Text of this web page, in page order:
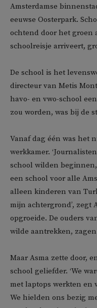
Amsterdamse
eeuwse Oosterpark.
ochtend door het groen
schoolreisje arriveert,
De school is het
directeur van Metis
havo- en vwo-school
zou worden, was bij de
Vanaf dag één was het
werkkamer.
school wilden
een school voor alle
alleen kinderen van
mijn achtergrond’, zegt
opgroeide. De ouders
wilde aantrekken,
Maar Asma zette door,
school geliefder. ‘We
met laptops werkten en
We hielden ons bezig